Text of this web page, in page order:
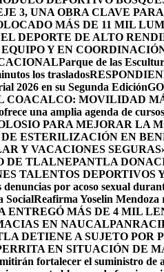
3, UNA OBRA CLAVE
MÁS DE 11 MIL
DEPORTE DE ALTO
Y EN
Parque de las
los traslados
2026 en su Segunda Edición
MOVILIDAD
una amplia agenda de
PARA MEJORAR LA
ESTERILIZACIÓN EN
Y VACACIONES
DE TLALNEPANTLA
TALENTOS DEPORTIVOS
por acoso sexual
SocialReafirma Yoselin Mendoza
ENTREGÓ MÁS DE 4 MIL
EN NAUCALPAN
DETIENE A SUJETO POR
EN SITUACIÓN DE
fortalecer el suministro de